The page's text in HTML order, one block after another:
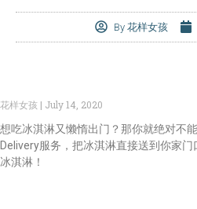
By 花样女孩
花样女孩
July 14, 2020
想吃冰淇淋又懒惰出门？那你就绝对不
Delivery服务，把冰淇淋直接送到你家
冰淇淋！